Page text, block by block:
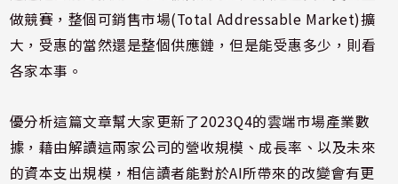
做競賽，整個可銷售市場(Total Addressable Market)擴
大，受惠的當然還是整個供應鏈，但是能受惠多少，則看
各家本事。
優分析這篇文章幫大家更新了2023Q4的雲端市場產業數
據，藉由解讀這兩家公司的營收規模、成長率、以及未來
的資本支出規模，相信讀者能對於AI所帶來的改變會有更